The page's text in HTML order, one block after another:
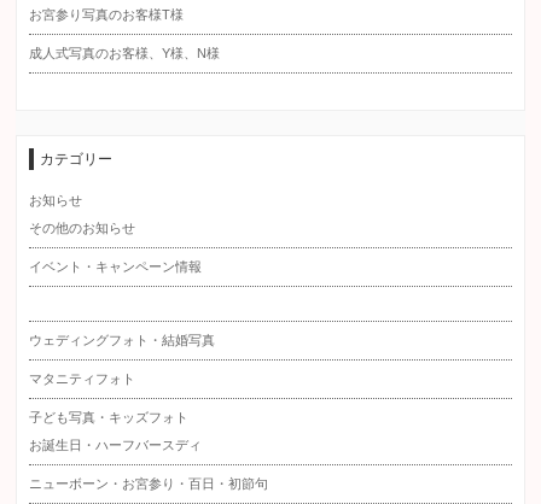
お宮参り写真のお客様T様
成人式写真のお客様、Y様、N様
カテゴリー
お知らせ
その他のお知らせ
イベント・キャンペーン情報
ウェディングフォト・結婚写真
マタニティフォト
子ども写真・キッズフォト
お誕生日・ハーフバースディ
ニューボーン・お宮参り・百日・初節句